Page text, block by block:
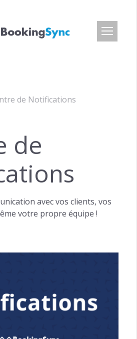
de Notifications
de
avec vos clients, vos
votre propre équipe !